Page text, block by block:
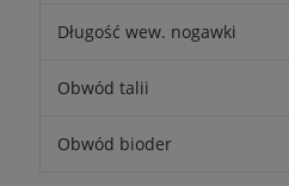
Długość wew. nogawki
Obwód talii
Obwód bioder